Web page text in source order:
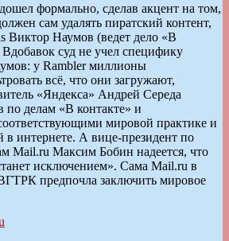
формально, сделав акцент на том,
сам удалять пиратский контент,
Виктор Наумов (ведет дело «В
суд не учел специфику
у Rambler миллионы
всё, что они загружают,
«Яндекса» Андрей Середа
по делам «В контакте» и
мировой практике и
интернете. А вице-президент по
Mail.ru Максим Бобин надеется, что
исключением». Сама Mail.ru в
предпочла заключить мировое